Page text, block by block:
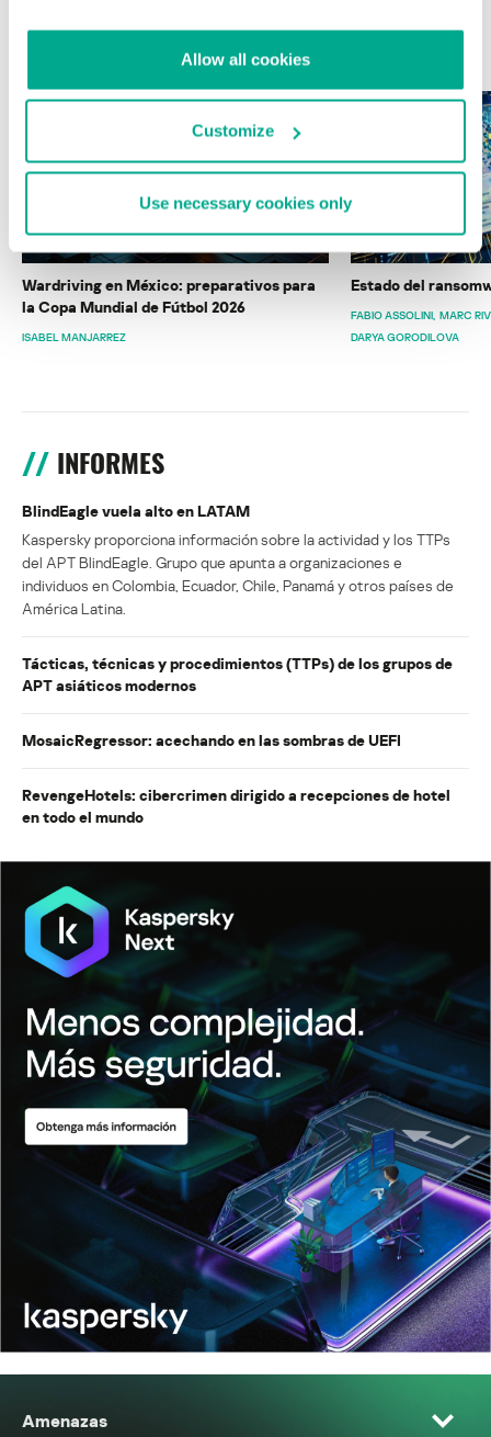
Allow all cookies
Customize
Use necessary cookies only
ÚLTIMAS PUBLICACIONES
Wardriving en México: preparativos para
la Copa Mundial de Fútbol 2026
ISABEL MANJARREZ
Estado del
FABIO ASSOLINI MARC
DARYA GORODILOVA
INFORMES
BlindEagle vuela alto en LATAM
Kaspersky proporciona información sobre la actividad y los TTPs
del APT BlindEagle. Grupo que apunta a organizaciones e
individuos en Colombia, Ecuador, Chile, Panamá y otros países de
América Latina.
Tácticas, técnicas y procedimientos (TTPs) de los grupos de
APT asiáticos modernos
MosaicRegressor: acechando en las sombras de UEFI
RevengeHotels: cibercrimen dirigido a recepciones de hotel
en todo el mundo
Amenazas